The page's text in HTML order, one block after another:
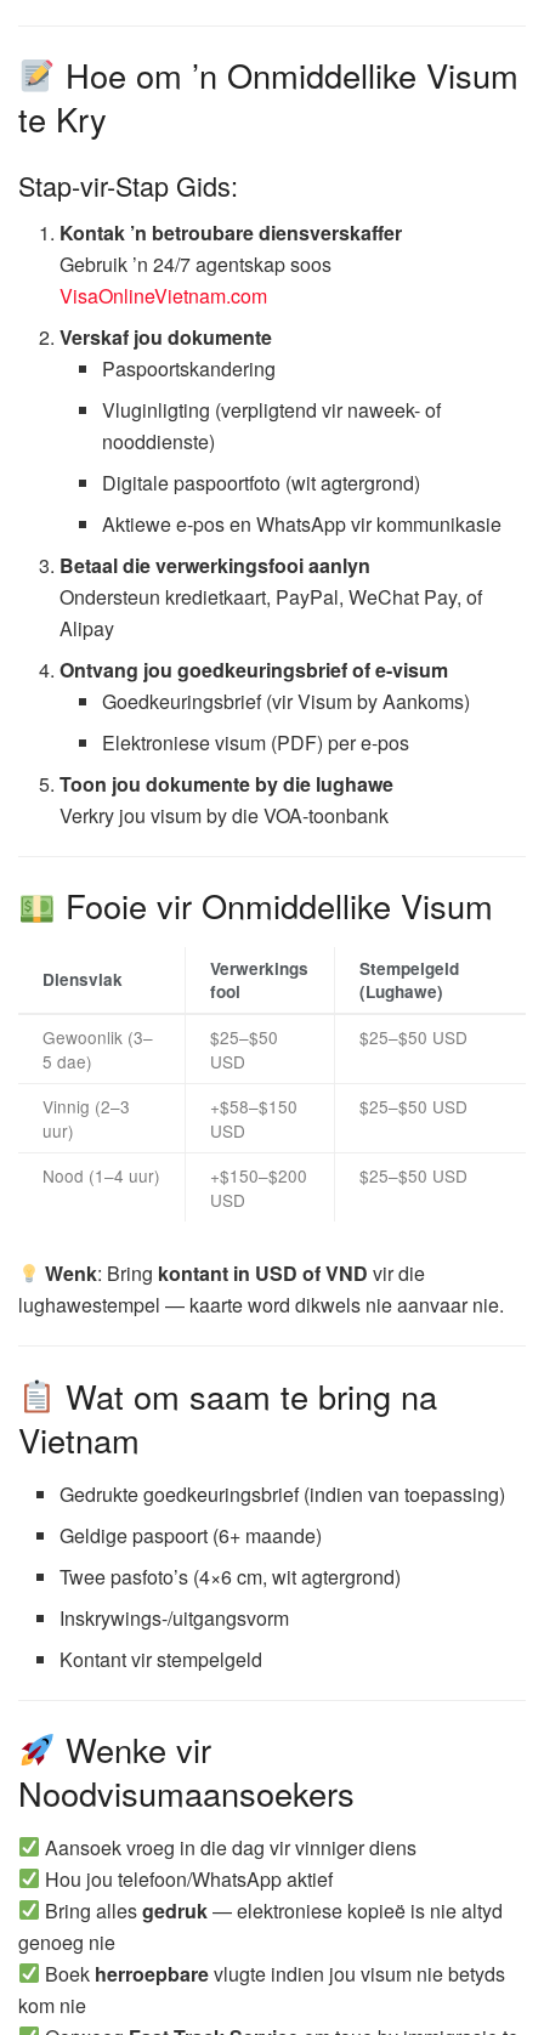
Hoe om ’n Onmiddellike Visum
te Kry
Stap-vir-Stap Gids:
Kontak ’n betroubare diensverskaffer
Gebruik ’n 24/7 agentskap soos
VisaOnlineVietnam.com
Verskaf jou dokumente
Paspoortskandering
Vluginligting (verpligtend vir naweek- of
nooddienste)
Digitale paspoortfoto (wit agtergrond)
Aktiewe e-pos en WhatsApp vir kommunikasie
Betaal die verwerkingsfooi aanlyn
Ondersteun kredietkaart, PayPal, WeChat Pay, of
Alipay
Ontvang jou goedkeuringsbrief of e-visum
Goedkeuringsbrief (vir Visum by Aankoms)
Elektroniese visum (PDF) per e-pos
Toon jou dokumente by die lughawe
Verkry jou visum by die VOA-toonbank
Fooie vir Onmiddellike Visum
Diensvlak
Verwerkings
fooi
Stempelgeld
(Lughawe)
Gewoonlik (3–
5 dae)
$25–$50
USD
$25–$50 USD
Vinnig (2–3
uur)
+$58–$150
USD
$25–$50 USD
Nood (1–4 uur)
+$150–$200
USD
$25–$50 USD
Wenk: Bring kontant in USD of VND vir die
lughawestempel — kaarte word dikwels nie aanvaar nie.
Wat om saam te bring na
Vietnam
Gedrukte goedkeuringsbrief (indien van toepassing)
Geldige paspoort (6+ maande)
Twee pasfoto’s (4×6 cm, wit agtergrond)
Inskrywings-/uitgangsvorm
Kontant vir stempelgeld
Wenke vir
Noodvisumaansoekers
Aansoek vroeg in die dag vir vinniger diens
Hou jou telefoon/WhatsApp aktief
Bring allesgedruk— elektroniese kopieë is nie altyd
genoeg nie
Boek herroepbarevlugte indien jou visum nie betyds
kom nie